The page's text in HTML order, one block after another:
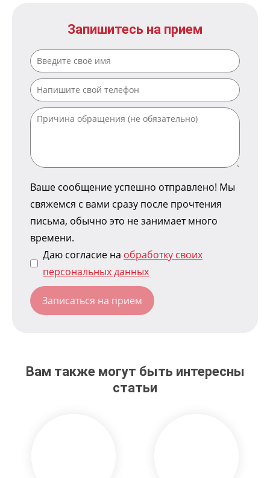
Запишитесь на прием
Ваше сообщение успешно отправлено! Мы
свяжемся с вами сразу после прочтения
письма, обычно это не занимает много
времени.
Даю согласие на обработку своих
персональных данных
Вам также могут быть интересны
статьи